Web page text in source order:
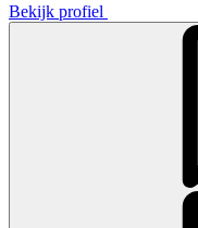
Bekijk profiel